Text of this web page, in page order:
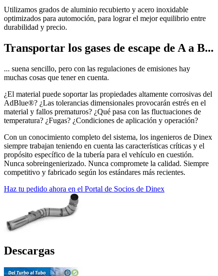
Utilizamos grados de aluminio recubierto y acero inoxidable
optimizados para automoción, para lograr el mejor equilibrio entre
durabilidad y precio.
Transportar los gases de escape de A a B...
... suena sencillo, pero con las regulaciones de emisiones hay
muchas cosas que tener en cuenta.
¿El material puede soportar las propiedades altamente corrosivas del
AdBlue®? ¿Las tolerancias dimensionales provocarán estrés en el
material y fallos prematuros? ¿Qué pasa con las fluctuaciones de
temperatura? ¿Fugas? ¿Condiciones de aplicación y operación?
Con un conocimiento completo del sistema, los ingenieros de Dinex
siempre trabajan teniendo en cuenta las características críticas y el
propósito específico de la tubería para el vehículo en cuestión.
Nunca sobreingenierizado. Nunca compromete la calidad. Siempre
competitivo y fabricado según los estándares más recientes.
Haz tu pedido ahora en el Portal de Socios de Dinex
Descargas